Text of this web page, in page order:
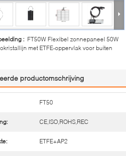
: FT50W Flexibel zonnepaneel 50W
met ETFE-oppervlak voor buiten
productomschrijving
FT50
CE,ISO,ROHS,REC
ETFE+AP2